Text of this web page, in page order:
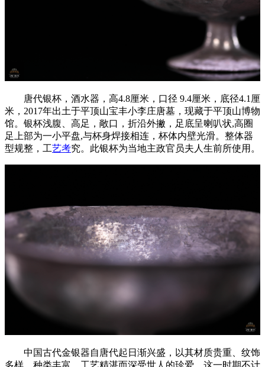
唐代银杯，酒水器，高4.8厘米，口径 9.4厘米，底径4.1厘
米，2017年出土于平顶山宝丰小李庄唐墓，现藏于平顶山博物
馆。银杯浅腹、高足，敞口，折沿外撇，足底呈喇叭状,高圈
足上部为一小平盘,与杯身焊接相连，杯体内壁光滑。整体器
型规整，工艺考究。此银杯为当地主政官员夫人生前所使用。
中国古代金银器自唐代起日渐兴盛，以其材质贵重、纹饰